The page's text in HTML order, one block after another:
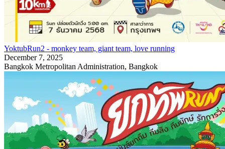
YoktubRun2 - monkey team, giant team, love running
December 7, 2025
Bangkok Metropolitan Administration, Bangkok